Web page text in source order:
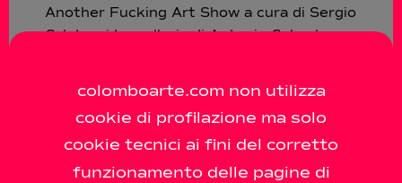
colomboarte.com non utilizza
cookie di profilazione ma solo
cookie tecnici ai fini del corretto
funzionamento delle pagine di
Another Fucking Art Show a cura di Sergio
Calatroni La galleria di Antonio Colombo